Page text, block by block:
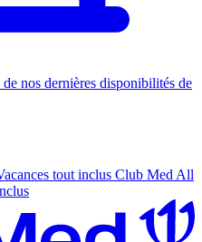
nos dernières disponibilités de
tout inclus Club Med All